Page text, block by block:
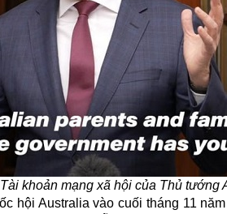
khoản mạng xã hội của Thủ tướng
hội Australia vào cuối tháng 11